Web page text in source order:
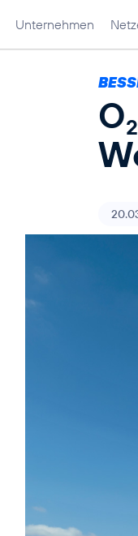
Unternehmen
O2